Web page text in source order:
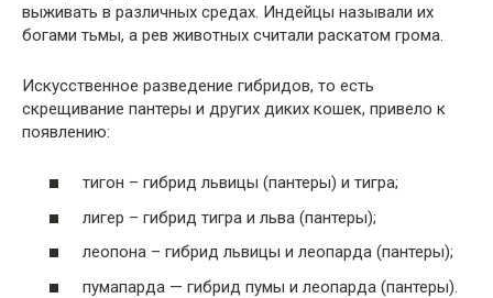
выживать в различных средах. Индейцы называли их
богами тьмы, а рев животных считали раскатом грома.
Искусственное разведение гибридов, то есть
скрещивание пантеры и других диких кошек, привело к
появлению:
тигон – гибрид львицы (пантеры) и тигра;
лигер – гибрид тигра и льва (пантеры);
леопона – гибрид львицы и леопарда (пантеры);
пумапарда — гибрид пумы и леопарда (пантеры).